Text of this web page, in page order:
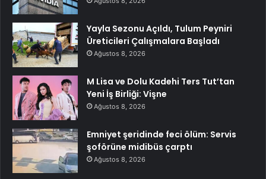
Yayla Sezonu Açıldı, Tulum Peyniri
Üreticileri Çalışmalara Başladı
Ağustos 8, 2026
M Lisa ve Dolu Kadehi Ters Tut’tan
Yeni İş Birliği: Vişne
Ağustos 8, 2026
Emniyet şeridinde feci ölüm: Servis
şoförüne midibüs çarptı
Ağustos 8, 2026